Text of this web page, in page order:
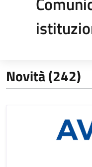
Novità (242)